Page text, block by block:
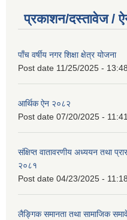
प्रकाशन/दस्तावेज /
पाँच वर्षीय नगर शिक्षा क्षेत्र योजना
Post date 11/25/2025 - 13:48
आर्थिक ऐन २०८२
Post date 07/20/2025 - 11:41
संक्षिप्त वातावरणीय अध्ययन तथा
२०८१
Post date 04/23/2025 - 11:18
लैङ्गिक समानता तथा सामाजिक